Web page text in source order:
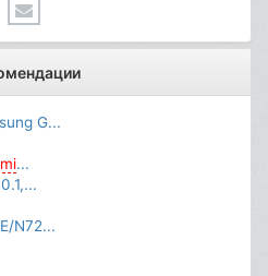
G...
...
N72...